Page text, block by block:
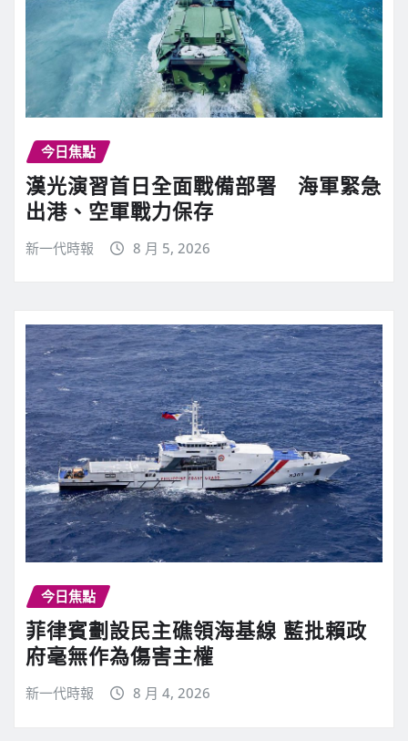
今日焦點
漢光演習首日全面戰備部署 海軍緊急
出港、空軍戰力保存
新一代時報 8 月 5, 2026
今日焦點
菲律賓劃設民主礁領海基線 藍批賴政
府毫無作為傷害主權
新一代時報 8 月 4, 2026